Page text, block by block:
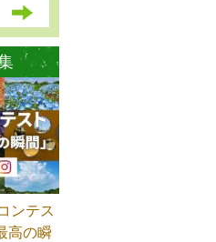
ンテス
高の瞬